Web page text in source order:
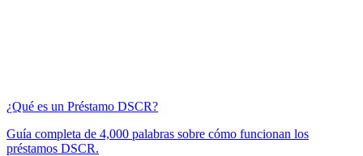
¿Qué es un Préstamo DSCR?
Guía completa de 4,000 palabras sobre cómo funcionan los
préstamos DSCR.